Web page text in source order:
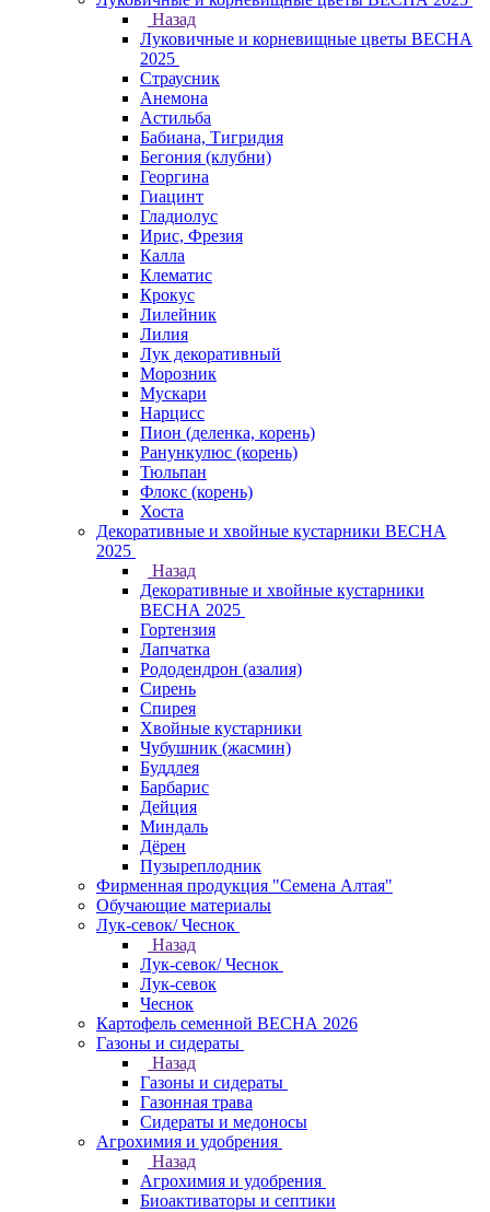
Назад
Луковичные и корневищные цветы ВЕСНА
2025
Страусник
Анемона
Астильба
Бабиана, Тигридия
Бегония (клубни)
Георгина
Гиацинт
Гладиолус
Ирис, Фрезия
Калла
Клематис
Крокус
Лилейник
Лилия
Лук декоративный
Морозник
Мускари
Нарцисс
Пион (деленка, корень)
Ранункулюс (корень)
Тюльпан
Флокс (корень)
Хоста
Декоративные и хвойные кустарники ВЕСНА
2025
Назад
Декоративные и хвойные кустарники
ВЕСНА 2025
Гортензия
Лапчатка
Рододендрон (азалия)
Сирень
Спирея
Хвойные кустарники
Чубушник (жасмин)
Буддлея
Барбарис
Дейция
Миндаль
Дёрен
Пузыреплодник
Фирменная продукция "Семена Алтая"
Обучающие материалы
Лук-севок/ Чеснок
Назад
Лук-севок/ Чеснок
Лук-севок
Чеснок
Картофель семенной ВЕСНА 2026
Газоны и сидераты
Назад
Газоны и сидераты
Газонная трава
Сидераты и медоносы
Агрохимия и удобрения
Назад
Агрохимия и удобрения
Биоактиваторы и септики